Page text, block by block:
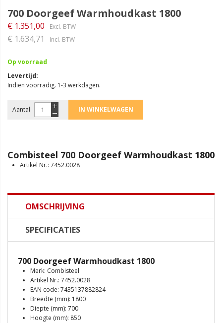
700 Doorgeef Warmhoudkast 1800
Op voorraad
Levertijd
Indien voorradig. 1-3 werkdagen.
€ 1.351,00
€ 1.634,71
Aantal IN WINKELWAGEN
Combisteel 700 Doorgeef Warmhoudkast 1800
Artikel Nr.: 7452.0028
OMSCHRIJVING
SPECIFICATIES
700 Doorgeef Warmhoudkast 1800
Merk: Combisteel
Artikel Nr.: 7452.0028
EAN code: 7435137882824
Breedte (mm): 1800
Diepte (mm): 700
Hoogte (mm): 850